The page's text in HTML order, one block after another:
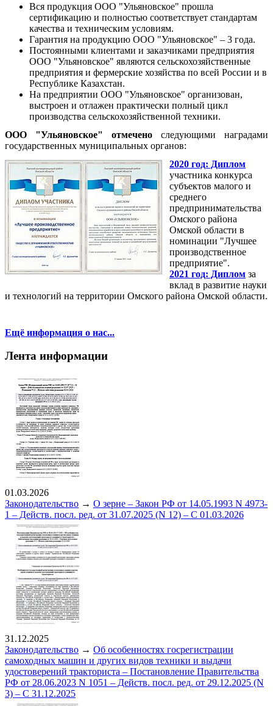
Вся продукция ООО "Ульяновское" прошла
сертификацию и полностью соответствует стандартам
качества и техническим условиям.
Гарантия на продукцию ООО "Ульяновское" – 3 года.
Постоянными клиентами и заказчиками предприятия
ООО "Ульяновское" являются сельскохозяйственные
предприятия и фермерские хозяйства по всей России и в
Республике Казахстан.
На предприятии ООО "Ульяновское" организован,
выстроен и отлажен практически полный цикл
производства сельскохозяйственной техники.
ООО "Ульяновское" отмечено следующими наградами
государственных муниципальных органов:
2020 год: Диплом
участника конкурса
субъектов малого и
среднего
предпринимательства
Омского района
Омской области в
номинации "Лучшее
производственное
предприятие".
2021 год: Диплом за
вклад в развитие науки
и технологий на территории Омского района Омской области.
Ещё информация о нас...
Лента информации
01.03.2026
Законодательство → О зерне – Закон РФ от 14.05.1993 N 4973-
1 – Действ. посл. ред. от 31.07.2025 (N 12) – С 01.03.2026
31.12.2025
Законодательство → Об особенностях госрегистрации
самоходных машин и других видов техники и выдачи
удостоверений тракториста – Постановление Правительства
РФ от 28.06.2023 N 1051 – Действ. посл. ред. от 29.12.2025 (N
3) – С 31.12.2025